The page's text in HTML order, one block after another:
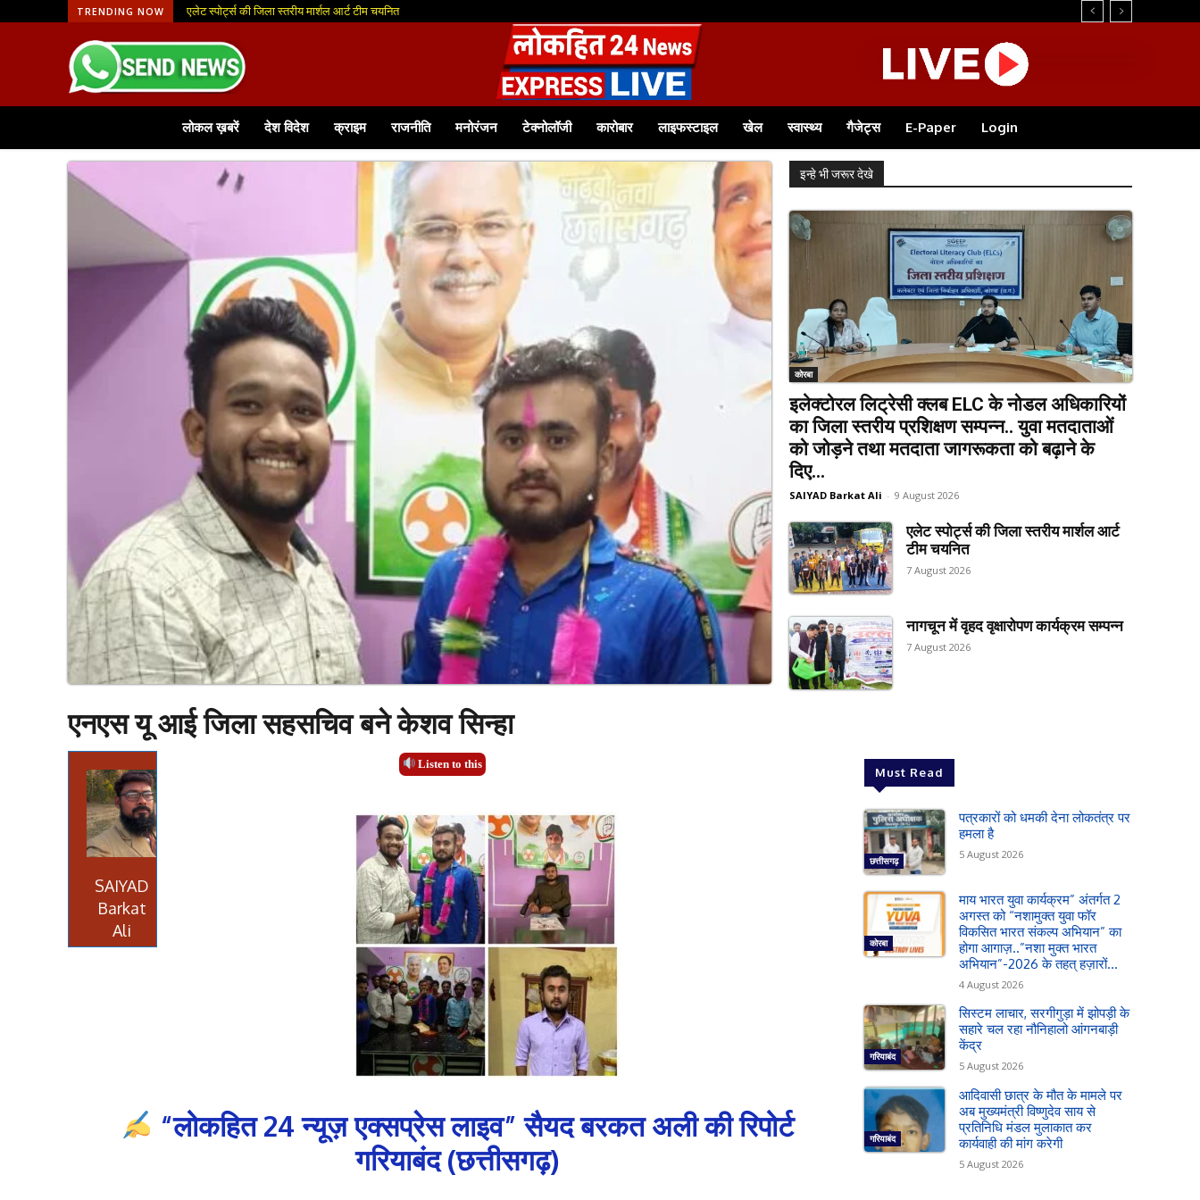
TRENDING NOW एलेट स्पोर्ट्स की जिला स्तरीय मार्शल आर्ट टीम चयनित
लोकल ख़बरें देश विदेश क्राइम राजनीति मनोरंजन टेक्नोलॉजी कारोबार लाइफस्टाइल खेल स्वास्थ्य गैजेट्स E-Paper Login
एनएस यू आई जिला सहसचिव बने केशव सिन्हा
इन्हे भी जरूर देखे
कोरबा
इलेक्टोरल लिट्रेसी क्लब ELC के नोडल अधिकारियों
का जिला स्तरीय प्रशिक्षण सम्पन्न.. युवा मतदाताओं
को जोड़ने तथा मतदाता जागरूकता को बढ़ाने के
दिए...
SAIYAD Barkat Ali - 9 August 2026
एलेट स्पोर्ट्स की जिला स्तरीय मार्शल आर्ट
टीम चयनित
7 August 2026
नागचून में वृहद वृक्षारोपण कार्यक्रम सम्पन्न
7 August 2026
Listen to this
SAIYAD
Barkat
Ali
“लोकहित 24 न्यूज़ एक्सप्रेस लाइव” सैयद बरकत अली की रिपोर्ट
गरियाबंद (छत्तीसगढ़)
Must Read
छत्तीसगढ़
पत्रकारों को धमकी देना लोकतंत्र पर
हमला है
5 August 2026
कोरबा
माय भारत युवा कार्यक्रम” अंतर्गत 2
अगस्त को “नशामुक्त युवा फॉर
विकसित भारत संकल्प अभियान” का
होगा आगाज़..”नशा मुक्त भारत
अभियान”-2026 के तहत् हज़ारों...
4 August 2026
गरियाबंद
सिस्टम लाचार, सरगीगुड़ा में झोपड़ी के
सहारे चल रहा नौनिहालो आंगनबाड़ी
केंद्र
5 August 2026
गरियाबंद
आदिवासी छात्र के मौत के मामले पर
अब मुख्यमंत्री विष्णुदेव साय से
प्रतिनिधि मंडल मुलाकात कर
कार्यवाही की मांग करेगी
5 August 2026